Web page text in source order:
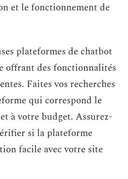
et le fonctionnement de
plateformes de chatbot
offrant des fonctionnalités
Faites vos recherches
qui correspond le
à votre budget. Assurez-
si la plateforme
facile avec votre site